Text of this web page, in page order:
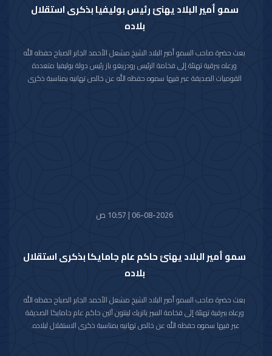
سمو أمير البلاد يهنئ رئيس بوليفيا بذكرى استقلال
بلاده
بعث حضرة صاحب السمو أمير البلاد الشيخ مشعل الأحمد الجابر الصباح حفظه الله
ورعاه ببرقية تهنئة إلى فخامة الرئيس رودريغو باز رئيس دولة بوليفيا متعددة
القوميات الصديقة عبر فيها سموه حفظه الله عن خالص تهانيه بمناسبة ذكرى
06-08-2026 | 10:57 ص
سمو أمير البلاد يهنئ حاكم عام جامايكا بذكرى استقلال
بلاده
بعث حضرة صاحب السمو أمير البلاد الشيخ مشعل الأحمد الجابر الصباح حفظه الله
ورعاه ببرقية تهنئة إلى فخامة السير باتريك لينتون آلين حاكم عام جامايكا الصديقة
عبر فيها سموه حفظه الله عن خالص تهانيه بمناسبة ذكرى الاستقلال لبلاده.